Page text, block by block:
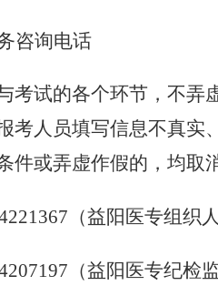
咨询电话
考试的各个环节，不弄
考人员填写信息不真实
件或弄虚作假的，均取
（益阳医专组织人
（益阳医专纪检监